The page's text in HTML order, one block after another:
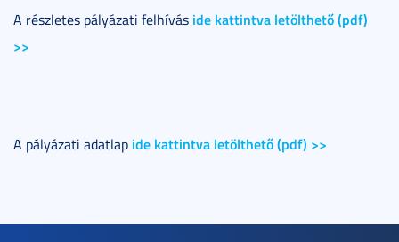
A részletes pályázati felhívás ide kattintva letölthető (pdf)
>>
A pályázati adatlap ide kattintva letölthető (pdf) >>